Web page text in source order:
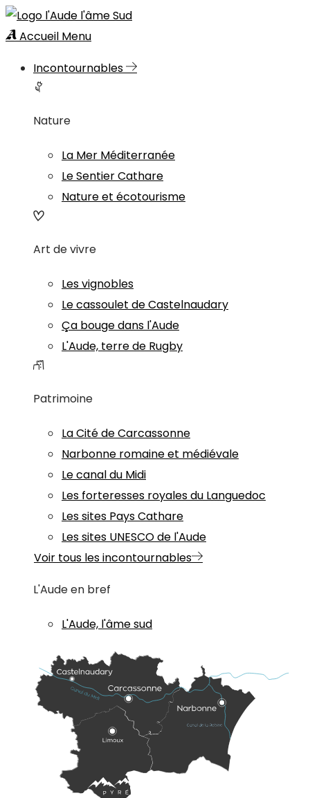
Accueil Menu
Incontournables
Nature
La Mer Méditerranée
Le Sentier Cathare
Nature et écotourisme
Art de vivre
Les vignobles
Le cassoulet de Castelnaudary
Ça bouge dans l'Aude
L'Aude, terre de Rugby
Patrimoine
La Cité de Carcassonne
Narbonne romaine et médiévale
Le canal du Midi
Les forteresses royales du Languedoc
Les sites Pays Cathare
Les sites UNESCO de l'Aude
Voir tous les incontournables
L'Aude en bref
L'Aude, l'âme sud